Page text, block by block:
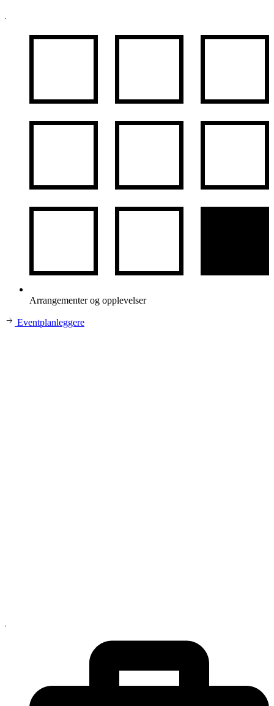
Arrangementer og opplevelser
Eventplanleggere